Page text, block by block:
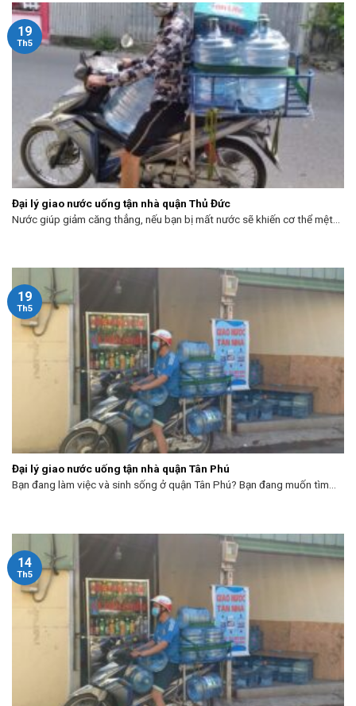
Đại lý giao nước uống tận nhà quận Thủ Đức
Nước giúp giảm căng thẳng, nếu bạn bị mất nước sẽ khiến cơ thể mệt...
19
Th5
Đại lý giao nước uống tận nhà quận Tân Phú
Bạn đang làm việc và sinh sống ở quận Tân Phú? Bạn đang muốn tìm...
19
Th5
14
Th5